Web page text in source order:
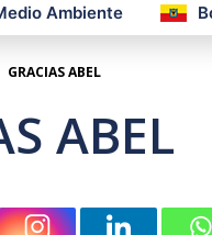
Ambiente
GRACIAS ABEL
ABEL